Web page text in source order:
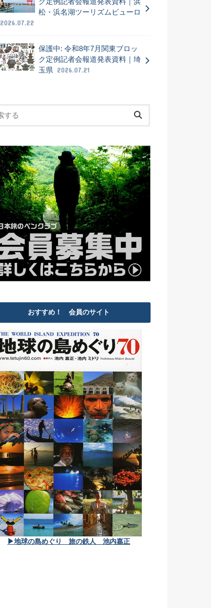
松・浜名湖ツーリズムビューロ
2026.07.22
保護中: 令和8年7月関東ブロッ
ク定例記者会報道発表資料｜埼
玉県
2026.07.21
おすすめ！ 会員のサイト
▶地球の島めぐり 旅の鉄人 池内嘉正